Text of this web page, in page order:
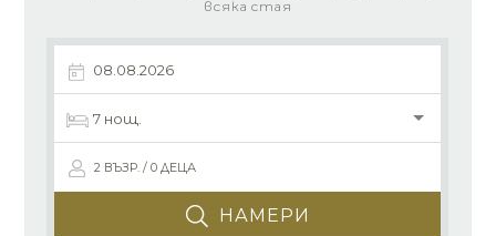
всяка стая
2 ВЪЗР. / 0 ДЕЦА
НАМЕРИ